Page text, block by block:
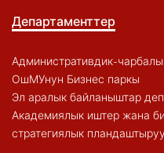
Департаменттер
Административдик-
ОшМУнун Бизнес паркы
Эл аралык байланыштар
Академиялык иштер жана
стратегиялык